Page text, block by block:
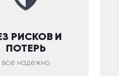
РИСКОВ И
ПОТЕРЬ
все надежно